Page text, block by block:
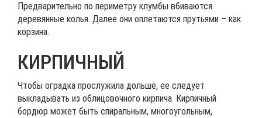
Предварительно по периметру клумбы вбиваются
деревянные колья. Далее они оплетаются прутьями – как
корзина.
КИРПИЧНЫЙ
Чтобы оградка прослужила дольше, ее следует
выкладывать из облицовочного кирпича. Кирпичный
бордюр может быть спиральным, многоугольным,